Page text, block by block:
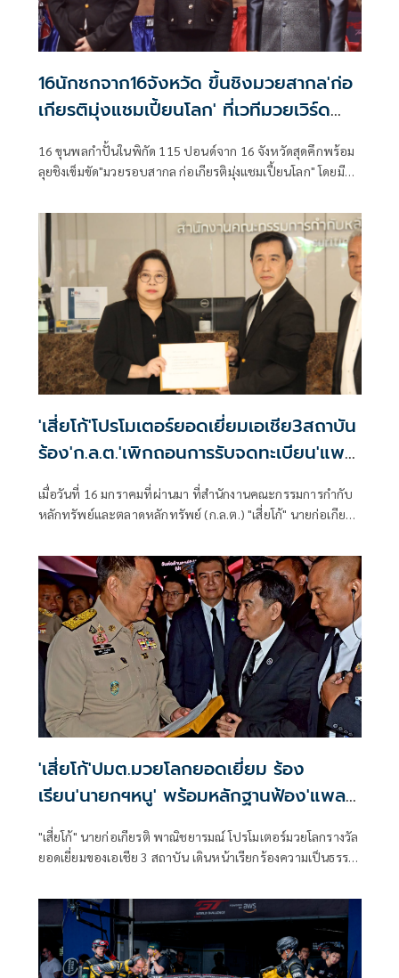
16นักชกจาก16จังหวัด ขึ้นชิงมวยสากล'ก่อ
เกียรติมุ่งแชมเปี้ยนโลก' ที่เวทีมวยเวิร์ด
16 ขุนพลกำปั้นในพิกัด 115 ปอนด์จาก 16 จังหวัดสุดคึกพร้อม
ลุยชิงเข็มขัด"มวยรอบสากล ก่อเกียรติมุ่งแชมเปี้ยนโลก" โดยมี
ไลฟ์ และกรรมการบริหารวันก่อเกียรติ เป็นประธานเปิดตัว ร่วม
ด้วย"เสี่ยโก้" นายก่อเกียรติ พาณิชยารมณ์ โปรโมเตอร์มวยโลก
ยอดเยี่ยม 3 สถาบัน และนายสรวีร์ ฤทธิชัย กรรมการบริหารวัน
ก่อเกียรติ และโปรโมเตอร์เวทีลุมพินี ที่เวทีมวยเวิร์ดสยาม สเต
เดี้ยม ตะวันนา กรุงเทพฯ
'เสี่ยโก้'โปรโมเตอร์ยอดเยี่ยมเอเชีย3สถาบัน
ร้อง'ก.ล.ต.'เพิกถอนการรับจดทะเบียน'แพ
ลนบี' ข้อหาปลอมแปลงเอกสาร
เมื่อวันที่ 16 มกราคมที่ผ่านมา ที่สำนักงานคณะกรรมการกำกับ
หลักทรัพย์และตลาดหลักทรัพย์ (ก.ล.ต.) "เสี่ยโก้" นายก่อเกียรติ
3 สถาบัน เดินหน้าร้องขอความเป็นธรรม นำคณะสื่อมวลชนร้อง
ต่อ สำนักงานคณะกรรมการกำกับหลักทรัพย์และ
ตลาดหลักทรัพย์ (ก.ล.ต.) ให้ตรวจสอบหนังสือบริคณห์สนธิ
และเพิกถอนการรับจดทะเบียนนิติบุคคล บริษัท แพลน บี มีเดีย
จำกัด (มหาชน)
'เสี่ยโก้'ปมต.มวยโลกยอดเยี่ยม ร้อง
เรียน'นายกฯหนู' พร้อมหลักฐานฟ้อง'แพลน
บี.'
"เสี่ยโก้" นายก่อเกียรติ พาณิชยารมณ์ โปรโมเตอร์มวยโลกรางวัล
ยอดเยี่ยมของเอเชีย 3 สถาบัน เดินหน้าเรียกร้องความเป็นธรรม
เหตุการณ์ บ.แพลน บี. ร่วมมืออดีตเจ้าหน้าที่ภาครัฐปลอมแปลง
เอกสารสำคัญ ทำให้ตนเสียหายกว่า กว่า 5,000 ล้านบาท และ
ภาครัฐสูญรายได้กว่า 1,000 ล้านบาท